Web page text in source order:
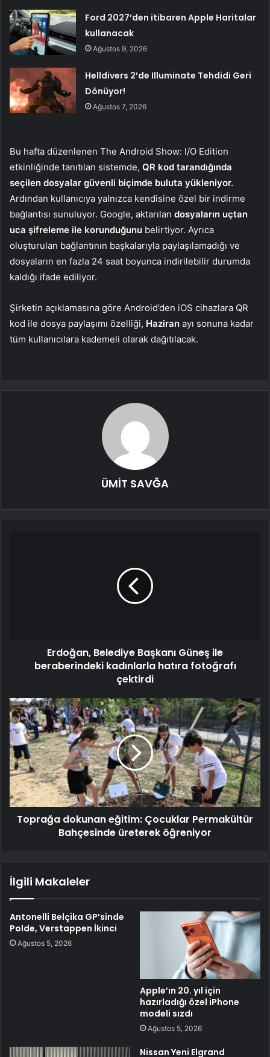
Ford 2027’den itibaren Apple Haritalar
kullanacak
Ağustos 9, 2026
Helldivers 2’de Illuminate Tehdidi Geri
Dönüyor!
Ağustos 7, 2026
Bu hafta düzenlenen The Android Show: I/O Edition
etkinliğinde tanıtılan sistemde, QR kod tarandığında
seçilen dosyalar güvenli biçimde buluta yükleniyor.
Ardından kullanıcıya yalnızca kendisine özel bir indirme
bağlantısı sunuluyor. Google, aktarılan dosyaların uçtan
uca şifreleme ile korunduğunu belirtiyor. Ayrıca
oluşturulan bağlantının başkalarıyla paylaşılamadığı ve
dosyaların en fazla 24 saat boyunca indirilebilir durumda
kaldığı ifade ediliyor.
Şirketin açıklamasına göre Android’den iOS cihazlara QR
kod ile dosya paylaşımı özelliği, Haziran ayı sonuna kadar
tüm kullanıcılara kademeli olarak dağıtılacak.
ÜMİT SAVĞA
Erdoğan, Belediye Başkanı Güneş ile
beraberindeki kadınlarla hatıra fotoğrafı
çektirdi
Toprağa dokunan eğitim: Çocuklar Permakültür
Bahçesinde üreterek öğreniyor
İlgili Makaleler
Antonelli Belçika GP’sinde
Polde, Verstappen İkinci
Ağustos 5, 2026
Apple’ın 20. yıl için
hazırladığı özel iPhone
modeli sızdı
Ağustos 5, 2026
Nissan Yeni Elgrand